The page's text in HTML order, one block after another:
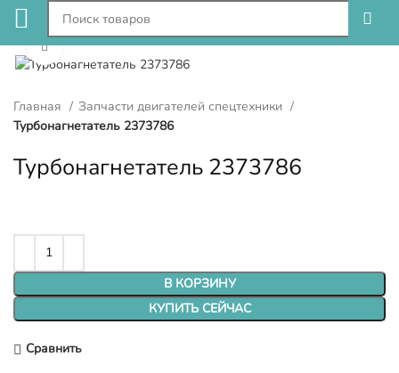
Нажмите, чтобы увеличить
Главная
Запчасти двигателей спецтехники
Турбонагнетатель 2373786
Турбонагнетатель 2373786
В КОРЗИНУ
КУПИТЬ СЕЙЧАС
Сравнить